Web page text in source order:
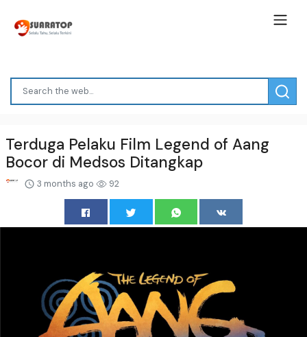
Terduga Pelaku Film Legend of Aang
Bocor di Medsos Ditangkap
3 months ago 92